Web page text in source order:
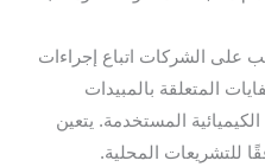
على الشركات اتباع إجراءات
المتعلقة بالمبيدات
المستخدمة. يتعين
للتشريعات المحلية.